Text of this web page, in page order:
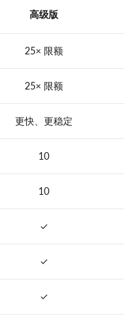
高级版
25× 限额
25× 限额
更快、更稳定
10
10
✓
✓
✓